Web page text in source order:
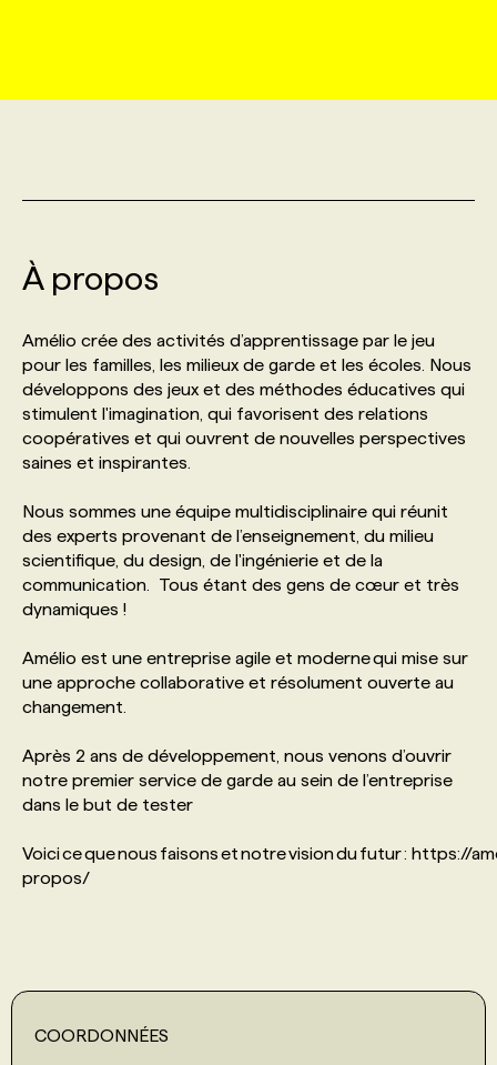
INITIATIVES NUMÉRIQUES
PRIX ET DISTINCTIONS
TENDANCES
MARKETING DURABLE
ÉVÉNEMENTIEL
NOS AUTEUR‧RICES
ANNONCEZ AVEC NOUS
PROFIL ENTREPRISE
FAQ
ANNONCEZ AVEC NOUS
PROFIL CANDIDAT
ANNONCEZ AVEC NOUS
NOS PARCOURS DE FORMATIONS
FORMATIONS PERSONNALISÉES
NOS FORMATEUR‧RICES
POURQUOI CHOISIR NOS FORMATIONS
PROGRAMMES DE SUBVENTIONS
FAQ
ANNONCEZ AVEC NOUS
SERVICE DE CHASSE DE TÊTE
NOS TARIFS
NOS EXPERTISES
FAQ
À propos
Amélio crée des activités d’apprentissage par le jeu
pour les familles, les milieux de garde et les écoles. Nous
développons des jeux et des méthodes éducatives qui
stimulent l'imagination, qui favorisent des relations
coopératives et qui ouvrent de nouvelles perspectives
saines et inspirantes.
Nous sommes une équipe multidisciplinaire qui réunit
des experts provenant de l’enseignement, du milieu
scientifique, du design, de l'ingénierie et de la
communication. Tous étant des gens de cœur et très
dynamiques !
Amélio est une entreprise agile et moderne qui mise sur
une approche collaborative et résolument ouverte au
changement.
Après 2 ans de développement, nous venons d’ouvrir
notre premier service de garde au sein de l’entreprise
dans le but de tester
Voici ce que nous faisons et notre vision du futur : https://
propos/
COORDONNÉES